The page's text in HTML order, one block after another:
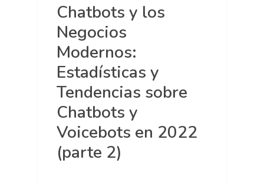
Chatbots y los
Negocios
Modernos:
Estadísticas y
Tendencias sobre
Chatbots y
Voicebots en 2022
(parte 2)